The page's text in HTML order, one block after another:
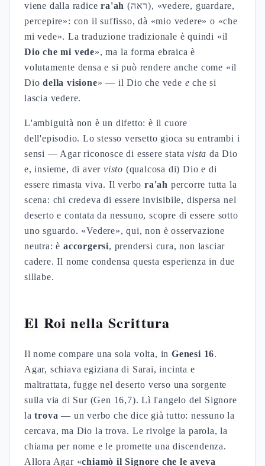
viene dalla radicera'ah (ראה), «vedere, guardare,
percepire»: con il suffisso, dà «mio vedere» o «che
mi vede». La traduzione tradizionale è quindi «il
Dio che mi vede», ma la forma ebraica è
volutamente densa e si può rendere anche come «il
Diodella visione» — il Dio che vede e che si
lascia vedere.
L'ambiguità non è un difetto: è il cuore
dell'episodio. Lo stesso versetto gioca su entrambi i
sensi — Agar riconosce di essere statavista da Dio
e, insieme, di avervisto (qualcosa di) Dio e di
essere rimasta viva. Il verbora'ah percorre tutta la
scena: chi credeva di essere invisibile, dispersa nel
deserto e contata da nessuno, scopre di essere sotto
uno sguardo. «Vedere», qui, non è osservazione
neutra: è accorgersi, prendersi cura, non lasciar
cadere. Il nome condensa questa esperienza in due
sillabe.
El Roi nella Scrittura
Il nome compare una sola volta, in Genesi 16.
Agar, schiava egiziana di Sarai, incinta e
maltrattata, fugge nel deserto verso una sorgente
sulla via di Sur (Gen 16,7). Lì l'angelo del Signore
latrova — un verbo che dice già tutto: nessuno la
cercava, ma Dio la trova. Le rivolge la parola, la
chiama per nome e le promette una discendenza.
Allora Agar «chiamò il Signore che le aveva